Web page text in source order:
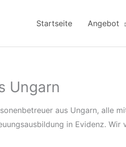
Startseite Angebot
Ungarn
aus Ungarn, alle
in Evidenz.